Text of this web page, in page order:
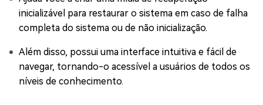
inicializável para restaurar o sistema em caso de falha
completa do sistema ou de não inicialização.
Além disso, possui uma interface intuitiva e fácil de
navegar, tornando-o acessível a usuários de todos os
níveis de conhecimento.